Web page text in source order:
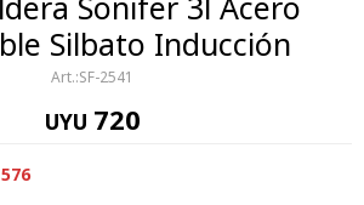
Silbato Inducción
SF-2541
UYU 720
576